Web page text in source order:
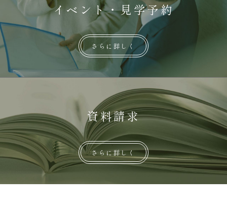
イベント・見学予約
さらに詳しく
資料請求
さらに詳しく